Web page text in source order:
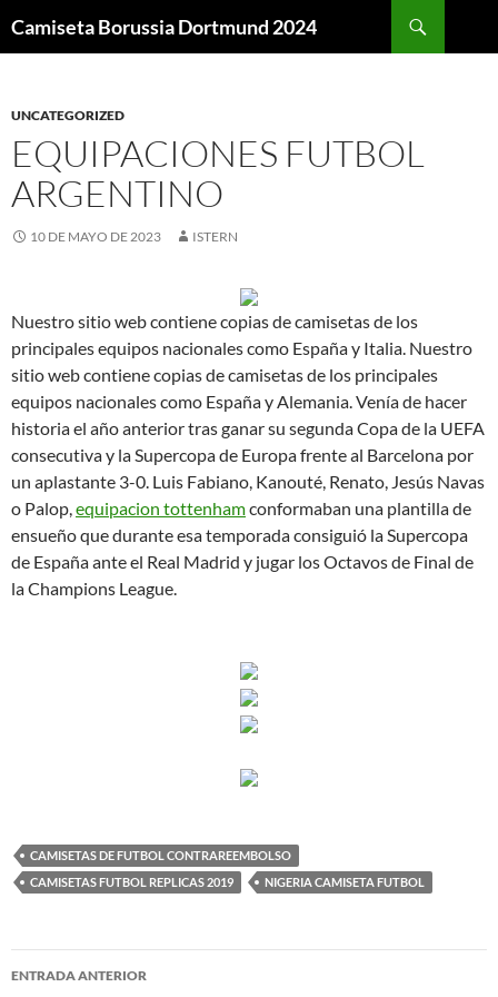
Camiseta Borussia Dortmund 2024
UNCATEGORIZED
EQUIPACIONES FUTBOL
ARGENTINO
10 DE MAYO DE 2023 ISTERN
Nuestro sitio web contiene copias de camisetas de los
principales equipos nacionales como España y Italia. Nuestro
sitio web contiene copias de camisetas de los principales
equipos nacionales como España y Alemania. Venía de hacer
historia el año anterior tras ganar su segunda Copa de la UEFA
consecutiva y la Supercopa de Europa frente al Barcelona por
un aplastante 3-0. Luis Fabiano, Kanouté, Renato, Jesús Navas
o Palop,equipacion tottenhamconformaban una plantilla de
ensueño que durante esa temporada consiguió la Supercopa
de España ante el Real Madrid y jugar los Octavos de Final de
la Champions League.
CAMISETAS DE FUTBOL CONTRAREEMBOLSO
CAMISETAS FUTBOL REPLICAS 2019
NIGERIA CAMISETA FUTBOL
Navegación
ENTRADA ANTERIOR